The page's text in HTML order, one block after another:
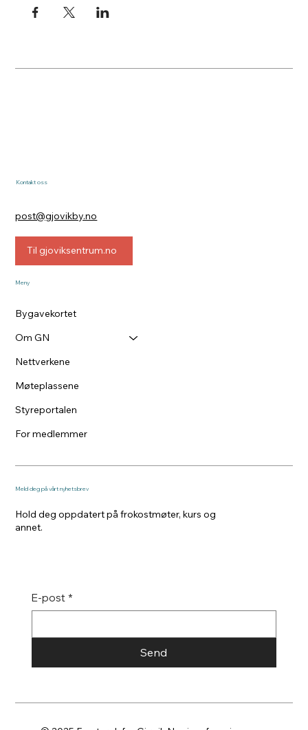
Kontakt oss
post@gjovikby.no
Til gjoviksentrum.no
Bygavekortet
Om GN
Nettverkene
Møteplassene
Styreportalen
For medlemmer
Meny
Meld deg på vårt nyhetsbrev
Hold deg oppdatert på frokostmøter, kurs og
annet.
E-post *
Send